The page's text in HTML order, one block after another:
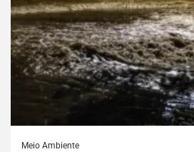
Meio Ambiente